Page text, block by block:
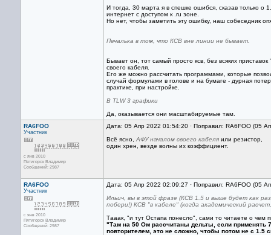
И тогда, 30 марта я в спешке ошибся, сказав только
интернет с доступом к .ru зоне.
Но нет, чтобы заметить эту ошибку, наш собеседник
Печалька в том, что КСВ вне линии не бывает.
Бывает он, тот самый просто ксв, без всяких
своего кабеля.
Его же можно рассчитать программами, которые
случай формулами в голове и на бумаге - дурная
практике, при настройке.
B TLW 3 графики
Да, оказывается они масштабируемые там.
RA6FOO
Участник
с янв 2010
Пятигорск Владимир
Сообщений: 2987
Дата: 05 Апр 2022 01:54:20 · Поправил: RA6FOO (05
Всё ясно, АФУ началом своего кабеля или резистор,
один хрен, везде волны их коэффициент.
RA6FOO
Участник
с янв 2010
Пятигорск Владимир
Сообщений: 2987
Дата: 05 Апр 2022 02:09:27 · Поправил: RA6FOO (05
Ильич, вы в этой фразе (КСВ 1.5 и выше будет как
побери!) КСВ "в кабеле" (когда академический
Тааак, "и тут Остапа понесло", сами то читаете о
"Там на 50 Ом рассчитаны дельты, если применять
повторителем, это не сложно, чтобы потом не с 1.5